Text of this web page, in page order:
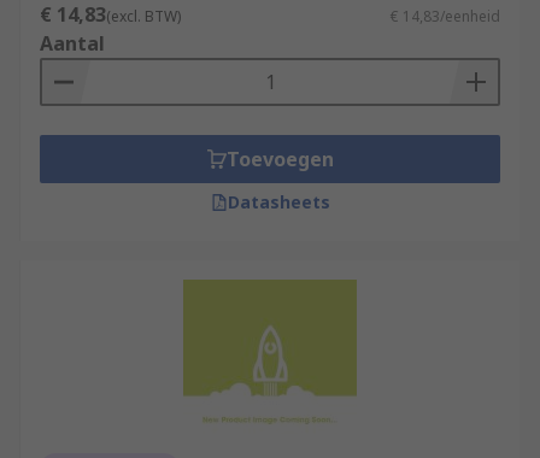
€ 14,83(excl. BTW) € 14,83/eenheid
Aantal
Toevoegen
Datasheets